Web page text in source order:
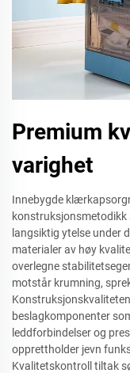
Premium
varighet
Innebygde
konstruksjonsmetodikk
langsiktig ytelse under
materialer av høy
overlegne
motstår krumning,
beslagkomponenter
leddforbindelser og
opprettholder jevn
Kvalitetskontroll tiltak